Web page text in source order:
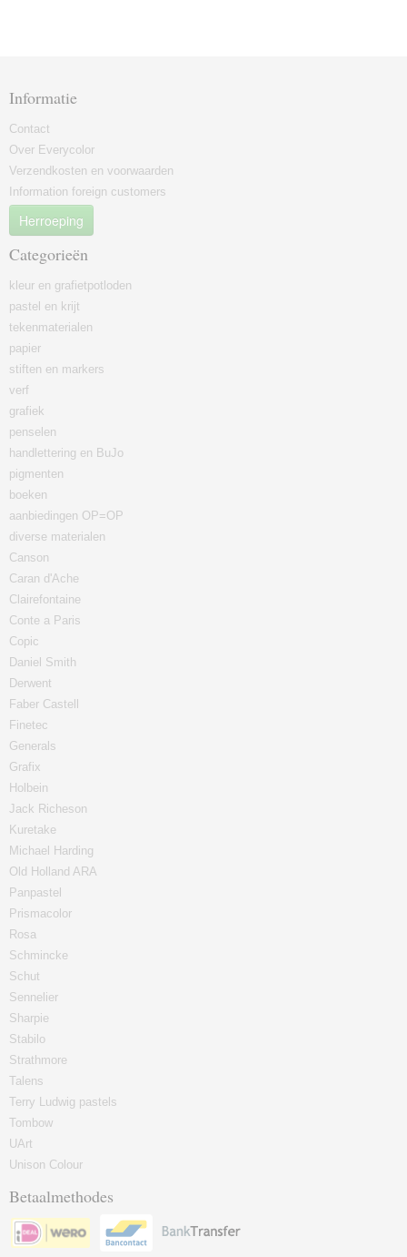
Informatie
Contact
Over Everycolor
Verzendkosten en voorwaarden
Information foreign customers
Herroeping
Categorieën
kleur en grafietpotloden
pastel en krijt
tekenmaterialen
papier
stiften en markers
verf
grafiek
penselen
handlettering en BuJo
pigmenten
boeken
aanbiedingen OP=OP
diverse materialen
Canson
Caran d'Ache
Clairefontaine
Conte a Paris
Copic
Daniel Smith
Derwent
Faber Castell
Finetec
Generals
Grafix
Holbein
Jack Richeson
Kuretake
Michael Harding
Old Holland ARA
Panpastel
Prismacolor
Rosa
Schmincke
Schut
Sennelier
Sharpie
Stabilo
Strathmore
Talens
Terry Ludwig pastels
Tombow
UArt
Unison Colour
Betaalmethodes